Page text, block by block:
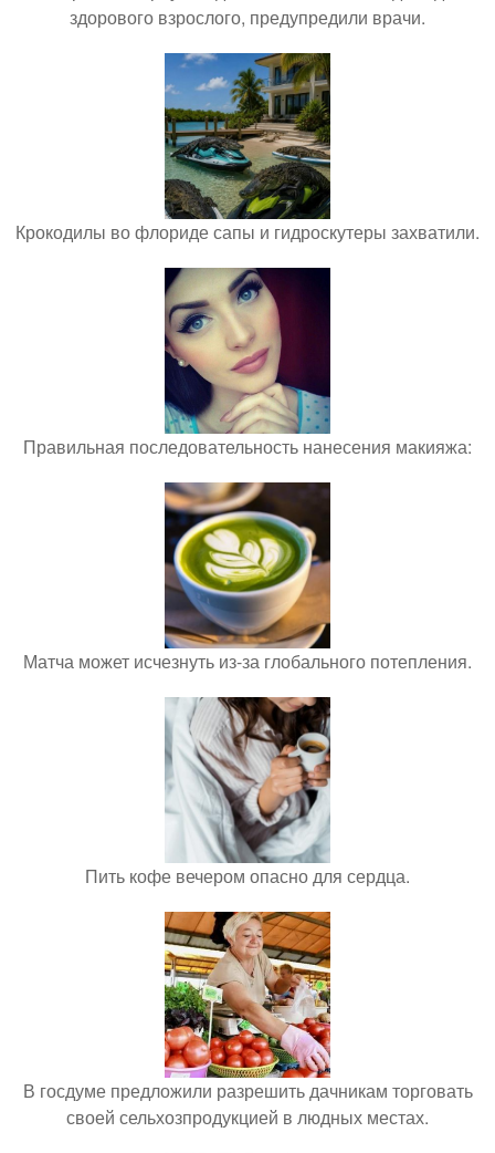
здорового взрослого, предупредили врачи.
Крокодилы во флориде сапы и гидроскутеры захватили.
Правильная последовательность нанесения макияжа:
Матча может исчезнуть из-за глобального потепления.
Пить кофе вечером опасно для сердца.
В госдуме предложили разрешить дачникам торговать
своей сельхозпродукцией в людных местах.